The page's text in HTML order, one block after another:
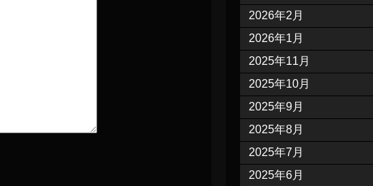
2026年2月
2026年1月
2025年11月
2025年10月
2025年9月
2025年8月
2025年7月
2025年6月